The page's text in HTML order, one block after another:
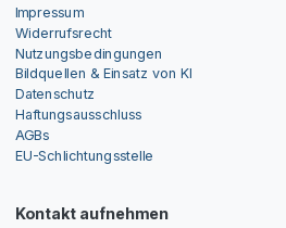
Impressum
Widerrufsrecht
Nutzungsbedingungen
Bildquellen & Einsatz von KI
Datenschutz
Haftungsausschluss
AGBs
EU-Schlichtungsstelle
Kontakt aufnehmen